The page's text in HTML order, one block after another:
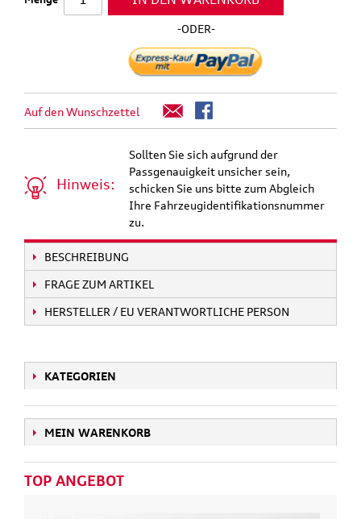
-ODER-
Auf den Wunschzettel
Hinweis:
Sollten Sie sich aufgrund der
Passgenauigkeit unsicher sein,
schicken Sie uns bitte zum Abgleich
Ihre Fahrzeugidentifikationsnummer
zu.
BESCHREIBUNG
FRAGE ZUM ARTIKEL
HERSTELLER / EU VERANTWORTLICHE PERSON
KATEGORIEN
MEIN WARENKORB
TOP ANGEBOT